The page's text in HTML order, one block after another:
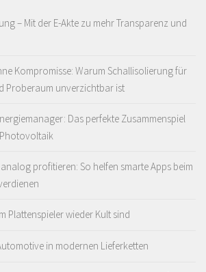
– Mit der E-Akte zu mehr Transparenz und
Kompromisse: Warum Schallisolierung für
Proberaum unverzichtbar ist
Das perfekte Zusammenspiel
profitieren: So helfen smarte Apps beim
Plattenspieler wieder Kult sind
in modernen Lieferketten